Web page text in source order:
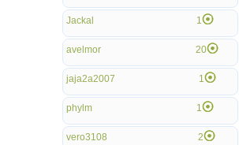
Jackal 1
avelmor 20
jaja2a2007 1
phylm 1
vero3108 2